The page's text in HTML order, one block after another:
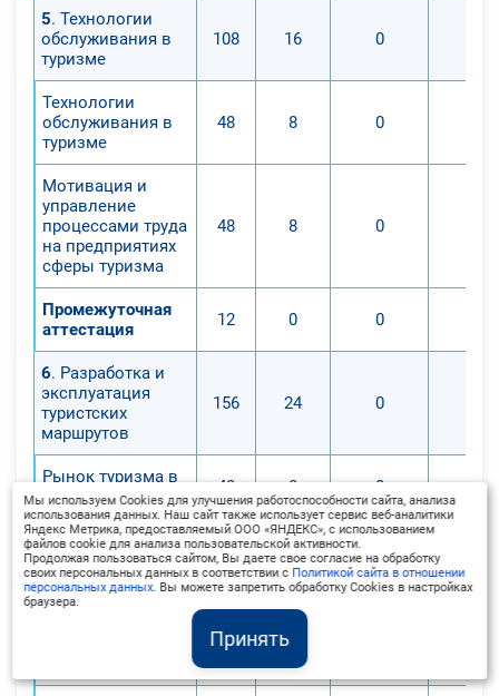
5. Технологии
обслуживания в
туризме
108 16 0
Технологии
обслуживания в
туризме
48 8 0
Мотивация и
управление
процессами труда
на предприятиях
сферы туризма
48 8 0
Промежуточная
аттестация
12 0 0
6. Разработка и
эксплуатация
туристских
маршрутов
156 24 0
Рынок туризма в
России
48 8 0 0
Международный
рынок туризма
48 8
Разработка и
48
Принять
Мы используем Cookies для улучшения работоспособности сайта, анализа
использования данных. Наш сайт также использует сервис веб-аналитики
Яндекс Метрика, предоставляемый ООО «ЯНДЕКС», с использованием
файлов cookie для анализа пользовательской активности.
Продолжая пользоваться сайтом, Вы даете свое согласие на обработку
своих персональных данных в соответствии с Политикой сайта в отношении
персональных данных. Вы можете запретить обработку Cookies в настройках
браузера.